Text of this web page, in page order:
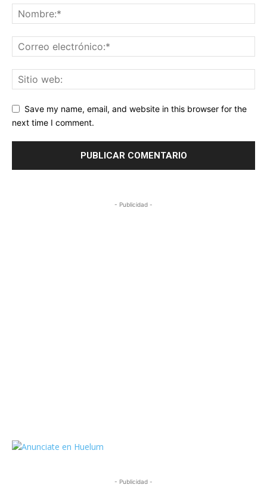
Save my name, email, and website in this browser for the
next time I comment.
- Publicidad -
- Publicidad -